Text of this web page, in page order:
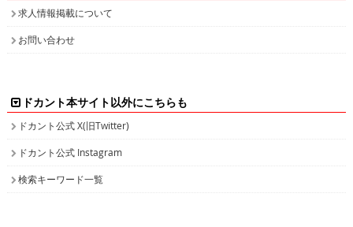
求人情報掲載について
お問い合わせ
ドカント本サイト以外にこちらも
ドカント公式 X(旧Twitter)
ドカント公式 Instagram
検索キーワード一覧